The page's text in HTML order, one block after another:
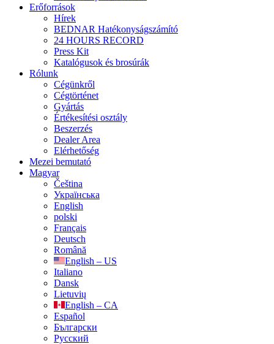
Erőforrások
Hírek
BEDNAR Hatékonyságszámító
24 HOURS RECORD
Press Kit
Katalógusok és brosúrák
Rólunk
Cégünkről
Cégtörténet
Gyártás
Értékesítési osztály
Beszerzés
Dealer Area
Elérhetőség
Mezei bemutató
Magyar
Čeština
Українська
English
polski
Français
Deutsch
Română
English – US
Italiano
Dansk
Lietuvių
English – CA
Español
Български
Русский